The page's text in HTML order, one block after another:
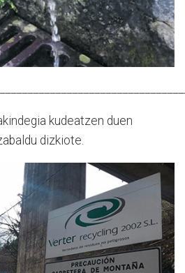
kudeatzen duen
dizkiote.